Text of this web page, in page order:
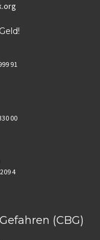
91
00
4
(CBG)